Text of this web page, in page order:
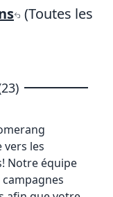
(Toutes les
vers les
Notre équipe
campagnes